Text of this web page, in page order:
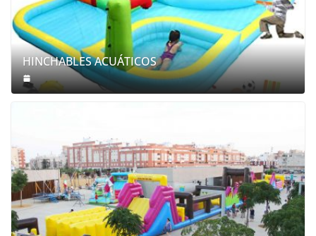
HINCHABLES ACUÁTICOS